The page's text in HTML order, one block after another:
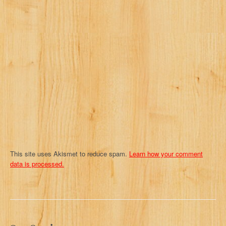
o
This site uses Akismet to reduce spam. Learn how your comment
data is processed.